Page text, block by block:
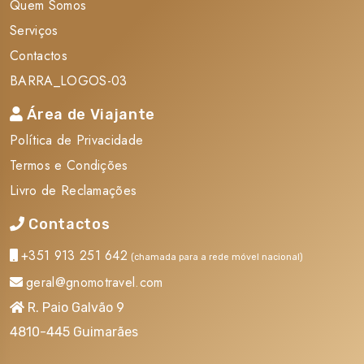
- Serviços não mencionados no itinerário.
- Taxas de fotografias e filmagens.
- Despesas de carácter pessoal.
As praias da âCidade Maravilhosaâ são um dos principais atrativos
deste destino. Copacabana, Leblon, Ipanema, Barra da Tijuca, são
bastante famosos no mundo inteiro. Certamente que não pode
e ao Morro do Pão de Açúcar. O ritmo do samba espera por si no
Rio de Janeiro.
Quem Somos
Serviços
Contactos
BARRA_LOGOS-03
Área de Viajante
Política de Privacidade
Termos e Condições
Livro de Reclamações
Contactos
+351 913 251 642 (chamada para a rede móvel nacional)
geral@gnomotravel.com
R. Paio Galvão 9
4810-445 Guimarães